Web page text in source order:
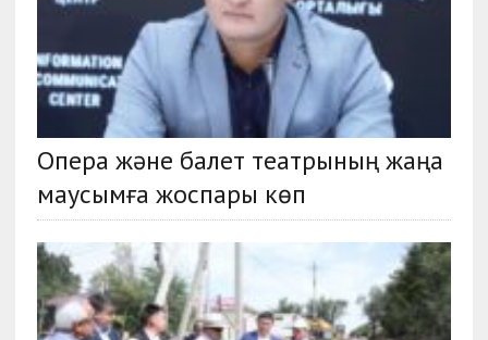
Опера және балет театрының жаңа
маусымға жоспары көп